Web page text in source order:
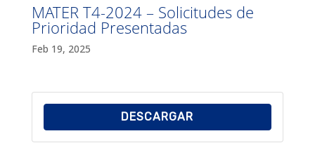
MATER T4-2024 – Solicitudes de
Prioridad Presentadas
Feb 19, 2025
DESCARGAR